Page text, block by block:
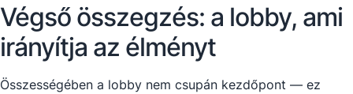
Végső összegzés: a lobby, ami
irányítja az élményt
Összességében a lobby nem csupán kezdőpont — ez